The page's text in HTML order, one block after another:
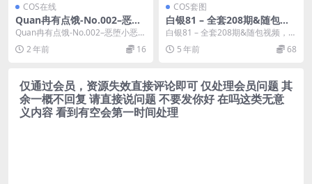
COS在线
Quan冉有点饿-No.002–恶堕
小恶魔 [20P]
Quan冉有点饿-No.002–恶堕小恶魔
[20P]，Quan冉有点饿在线作品...
2 年前 16
COS套图
白银81 – 全套208期&随包视
频
白银81 – 全套208期&随包视频，合
集分类：COS套图、合集模特：
白...5 年前 68
仅通过会员，资源失效直接评论即可 仅处理会员问题 其
余一概不回复 请直接说问题 不要发你好 在吗这类无意
义内容 看到有空会第一时间处理